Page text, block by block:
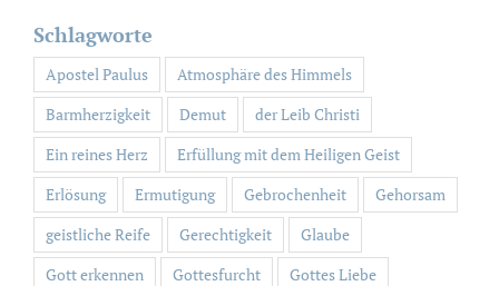
Schlagworte
Apostel Paulus
Atmosphäre des Himmels
Barmherzigkeit
Demut
der Leib Christi
Ein reines Herz
Erfüllung mit dem Heiligen Geist
Erlösung
Ermutigung Gebrochenheit
Gehorsam
geistliche Reife
Gerechtigkeit
Glaube
Gott erkennen
Gottesfurcht
Gottes Liebe